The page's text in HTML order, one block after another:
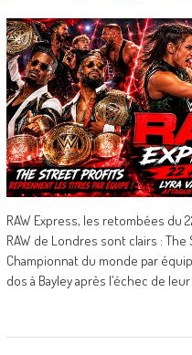
RAW Express, les retombées du
RAW de Londres sont clairs :
Championnat du monde par
dos à Bayley après l’échec de